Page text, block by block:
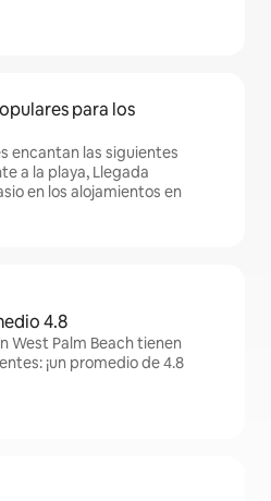
para los
encantan las siguientes
a la playa, Llegada
en los alojamientos en
4.8
West Palm Beach tienen
¡un promedio de 4.8